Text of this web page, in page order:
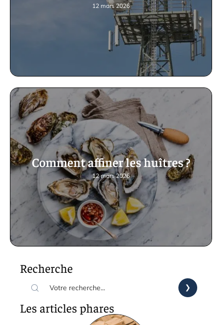
12 mars 2026
Comment affiner les huîtres ?
12 mars 2026
Recherche
Les articles phares